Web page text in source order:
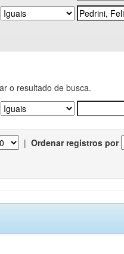
o resultado de busca.
| Ordenar registros por